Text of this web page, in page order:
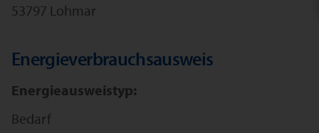
53797 Lohmar
Energieverbrauchsausweis
Energieausweistyp:
Bedarf